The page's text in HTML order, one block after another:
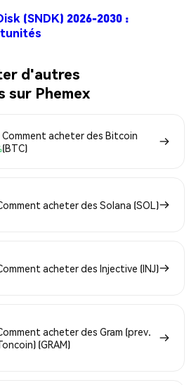
(SNDK) 2026-2030 :
d'autres
sur Phemex
Comment acheter des Bitcoin
(BTC)
acheter des Solana (SOL)
acheter des Injective (INJ)
acheter des Gram (prev.
(GRAM)